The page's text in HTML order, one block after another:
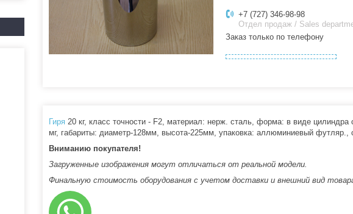
+7 (727) 346-98-98
Отдел продаж / Sales
Заказ только по телефону
Гиря 20 кг, класс точности - F2, материал: нерж. сталь, форма: в виде
мг, габариты: диаметр-128мм, высота-225мм, упаковка: аллюминиевый футляр.,
Вниманию покупателя!
Загруженные изображения могут отличаться от реальной модели.
Финальную стоимость оборудования с учетом доставки и внешний вид